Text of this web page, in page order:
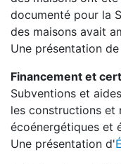
documenté pour la
des maisons avait
Une présentation de
Financement et
Subventions et
les constructions et
écoénergétiques et
Une présentation d'